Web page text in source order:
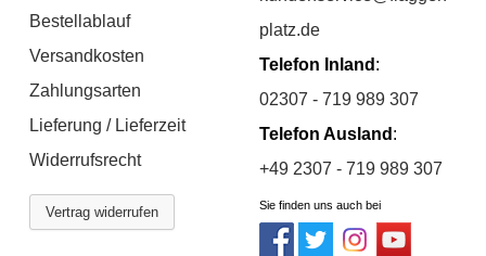
Bestellablauf
Versandkosten
Zahlungsarten
Lieferung / Lieferzeit
Widerrufsrecht
Vertrag widerrufen
platz.de
Telefon Inland :
02307 - 719 989 307
Telefon Ausland :
+49 2307 - 719 989 307
Sie finden uns auch bei